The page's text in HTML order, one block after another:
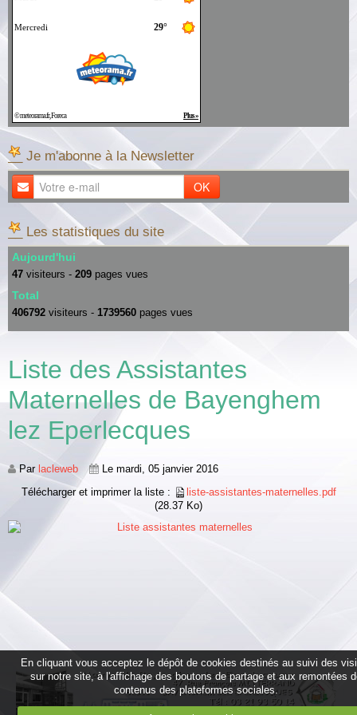
__ Je m'abonne à la Newsletter
OK
__ Les statistiques du site
Aujourd'hui
47 visiteurs - 209 pages vues
Total
406792 visiteurs - 1739560 pages vues
Liste des Assistantes
Maternelles de Bayenghem
lez Eperlecques
Par lacleweb
Le mardi, 05 janvier 2016
Télécharger et imprimer la liste :
liste-assistantes-maternelles.pdf
(28.37 Ko)
En cliquant vous acceptez le dépôt de cookies destinés au suivi des
sur notre site, à l'affichage des boutons de partage et aux remontées
contenus des plateformes sociales.